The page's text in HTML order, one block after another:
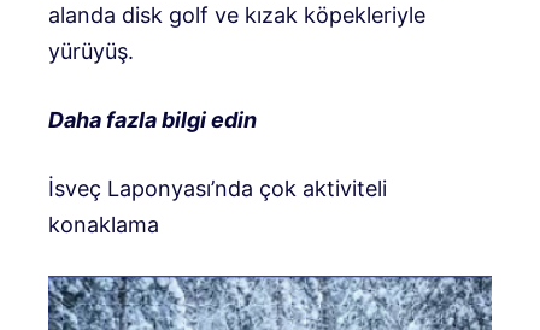
alanda disk golf ve kızak köpekleriyle
yürüyüş.
Daha fazla bilgi edin
İsveç Laponyası’nda çok aktiviteli
konaklama